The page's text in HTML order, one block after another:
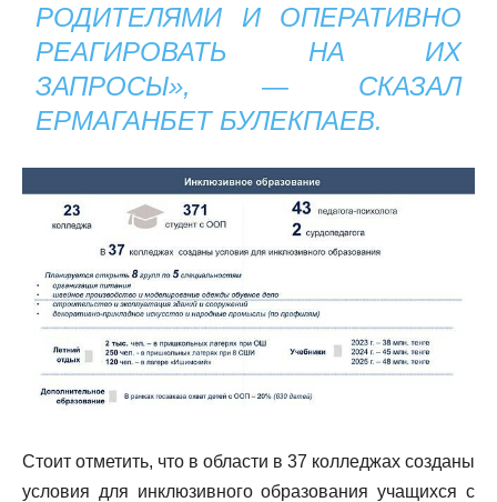
РОДИТЕЛЯМИ И ОПЕРАТИВНО
РЕАГИРОВАТЬ НА ИХ
ЗАПРОСЫ», — СКАЗАЛ
ЕРМАГАНБЕТ БУЛЕКПАЕВ.
Стоит отметить, что в области в 37 колледжах созданы
условия для инклюзивного образования учащихся с